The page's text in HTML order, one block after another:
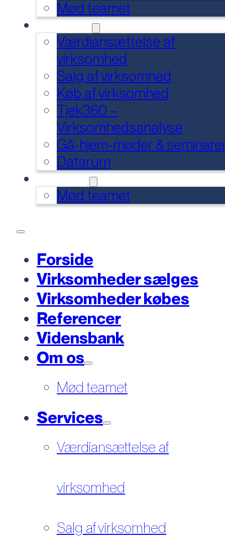
Mød teamet
Værdiansættelse af
virksomhed
Salg af virksomhed
Køb af virksomhed
Tjek360 –
Virksomhedsanalyse
Gå-hjem-møder &
Datarum
Mød teamet
Forside
Virksomheder sælges
Virksomheder købes
Referencer
Vidensbank
Om os
Mød teamet
Services
Værdiansættelse af
virksomhed
Salg af virksomhed